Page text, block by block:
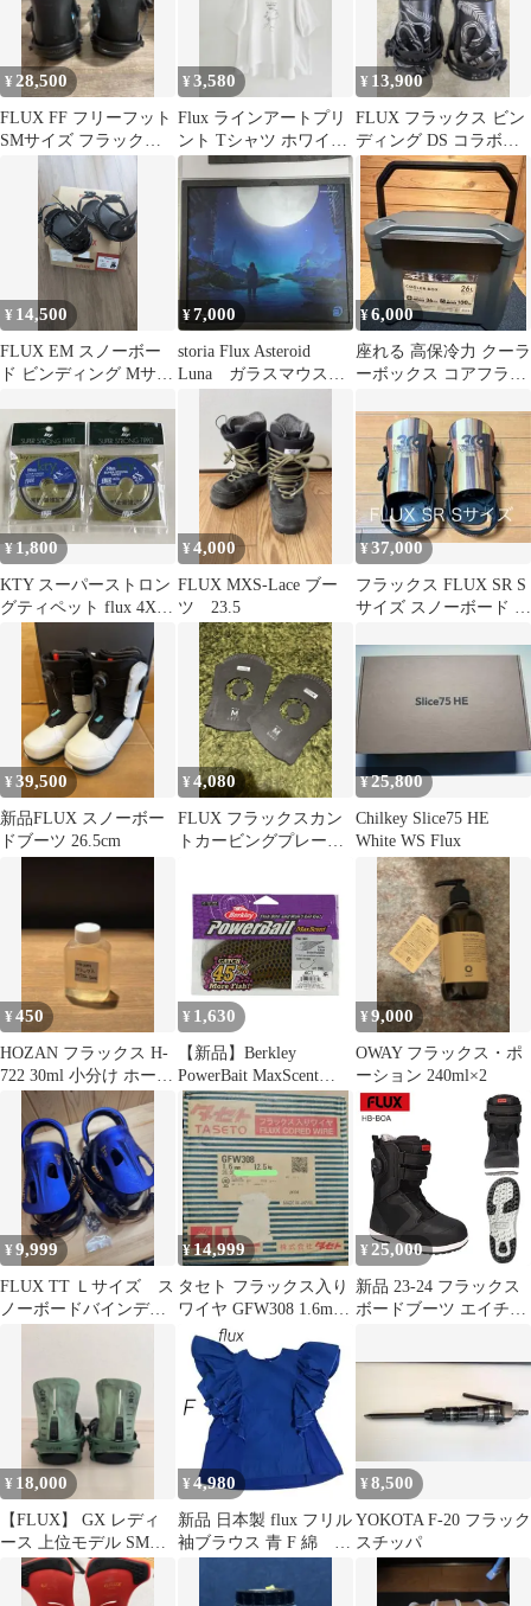
¥ 28,500
FLUX FF フリーフット
SMサイズ フラックス
¥3,580
Flux ラインアートプリ
ント Tシャツ ホワイト
日本製 洗える
¥ 13,900
FLUX フラックス ビン
ディング DS コラボモ
デル 81ND1N95
¥ 14,500
FLUX EM スノーボー
ド ビンディング Mサイ
¥7,000
storia Flux Asteroid
Luna ガラスマウスパ
¥6,000
座れる 高保冷力 クーラ
ーボックス コアフラッ
ー 26L
¥ 1,800
KTY スーパーストロン
グティペット flux 4X &
5X新品
¥4,000
FLUX MXS-Lace ブー
ツ 23.5
¥37,000
フラックス FLUX SR S
サイズ スノーボード ビ
¥39,500
新品FLUX スノーボー
ドブーツ 26.5cm
¥4,080
FLUX フラックスカン
トカービングプレート
¥25,800
Chilkey Slice75 HE
White WS Flux
¥450
HOZAN フラックス H-
722 30ml 小分け ホーザ
¥ 1,630
【新品】Berkley
PowerBait MaxScent
Flux Gill 5.3inch (バー
クレイ パワーベイト マ
ックスセント フラック
スギル5.3インチ)
¥9,000
OWAY フラックス・ポ
ーション 240ml×2
¥9,999
FLUX TT Ｌサイズ ス
ノーボードバインディ
¥14,999
タセト フラックス入り
ワイヤ GFW308 1.6mm
12.5kg 新品未開封
¥ 25,000
新品 23-24 フラックス
ボードブーツ エイチボ
ク ベルクロ ボア
¥ 18,000
【FLUX】 GX レディ
ース 上位モデル SMサ
イズ
¥ 4,980
新品 日本製 flux フリル
袖ブラウス 青 F 綿 プ
¥8,500
YOKOTA F-20 フラック
スチッパ